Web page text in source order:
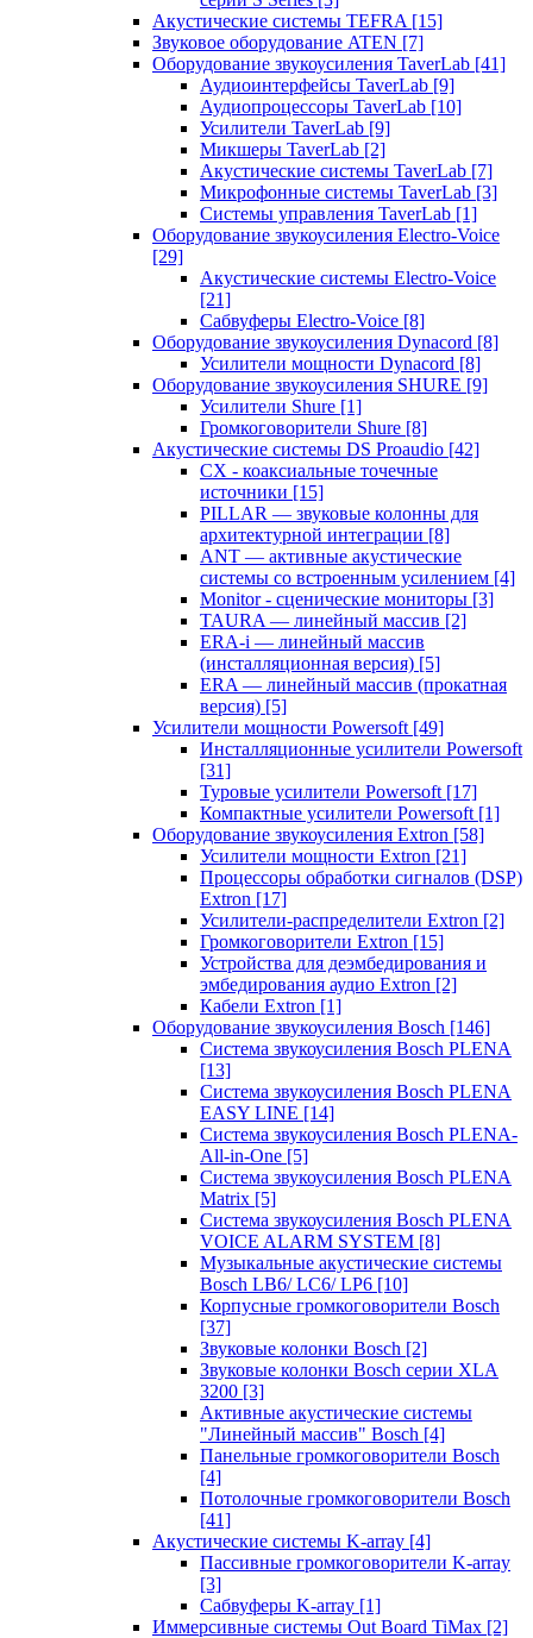
Акустические системы TEFRA [15]
Звуковое оборудование ATEN [7]
Оборудование звукоусиления TaverLab [41]
Аудиоинтерфейсы TaverLab [9]
Аудиопроцессоры TaverLab [10]
Усилители TaverLab [9]
Микшеры TaverLab [2]
Акустические системы TaverLab [7]
Микрофонные системы TaverLab [3]
Системы управления TaverLab [1]
Оборудование звукоусиления Electro-Voice
[29]
Акустические системы Electro-Voice
[21]
Сабвуферы Electro-Voice [8]
Оборудование звукоусиления Dynacord [8]
Усилители мощности Dynacord [8]
Оборудование звукоусиления SHURE [9]
Усилители Shure [1]
Громкоговорители Shure [8]
Акустические системы DS Proaudio [42]
CX - коаксиальные точечные
источники [15]
PILLAR — звуковые колонны для
архитектурной интеграции [8]
ANT — активные акустические
системы со встроенным усилением [4]
Monitor - сценические мониторы [3]
TAURA — линейный массив [2]
ERA-i — линейный массив
(инсталляционная версия) [5]
ERA — линейный массив (прокатная
версия) [5]
Усилители мощности Powersoft [49]
Инсталляционные усилители Powersoft
[31]
Туровые усилители Powersoft [17]
Компактные усилители Powersoft [1]
Оборудование звукоусиления Extron [58]
Усилители мощности Extron [21]
Процессоры обработки сигналов (DSP)
Extron [17]
Усилители-распределители Extron [2]
Громкоговорители Extron [15]
Устройства для деэмбедирования и
эмбедирования аудио Extron [2]
Кабели Extron [1]
Оборудование звукоусиления Bosch [146]
Система звукоусиления Bosch PLENA
[13]
Система звукоусиления Bosch PLENA
EASY LINE [14]
Система звукоусиления Bosch PLENA-
All-in-One [5]
Система звукоусиления Bosch PLENA
Matrix [5]
Система звукоусиления Bosch PLENA
VOICE ALARM SYSTEM [8]
Музыкальные акустические системы
Bosch LB6/ LC6/ LP6 [10]
Корпусные громкоговорители Bosch
[37]
Звуковые колонки Bosch [2]
Звуковые колонки Bosch серии XLA
3200 [3]
Активные акустические системы
"Линейный массив" Bosch [4]
Панельные громкоговорители Bosch
[4]
Потолочные громкоговорители Bosch
[41]
Акустические системы K-array [4]
Пассивные громкоговорители K-array
[3]
Сабвуферы K-array [1]
Иммерсивные системы Out Board TiMax [2]